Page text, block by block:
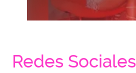
Redes Sociales